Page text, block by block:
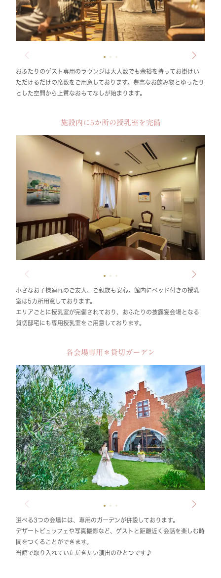
おふたりのゲスト専用のラウンジは大人数でも余裕を持ってお掛けい
ただけるだけの席数をご用意しております。豊富なお飲み物とゆったり
とした空間から上質なおもてなしが始まります。
施設内に5か所の授乳室を完備
小さなお子様連れのご友人、ご親族も安心。館内にベッド付きの授乳
室は5カ所用意しております。
エリアごとに授乳室が完備されており、おふたりの披露宴会場となる
貸切邸宅にも専用授乳室をご用意しております。
各会場専用＊貸切ガーデン
選べる3つの会場には、専用のガーデンが併設しております。
デザートビュッフェや写真撮影など、ゲストと距離近く会話を楽しむ時
間をつくることができます。
当館で取り入れていただきたい演出のひとつです♪